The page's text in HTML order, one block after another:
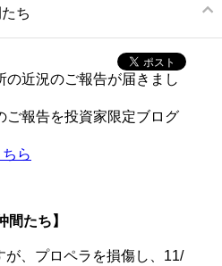
ち
近況のご報告が届きまし
ご報告を投資家限定ブログ
ら
間たち】
が、プロペラを損傷し、11/